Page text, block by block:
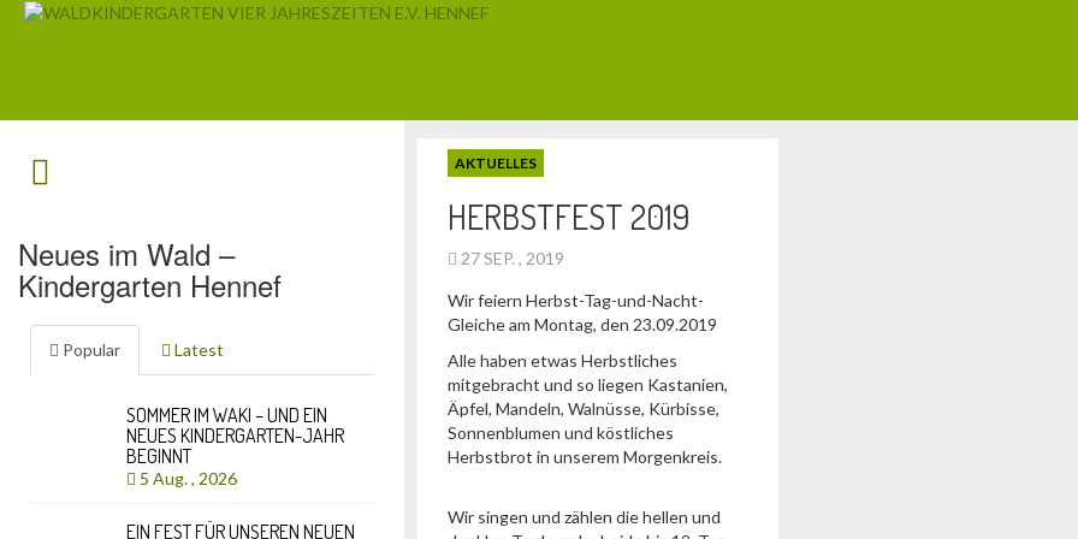
AKTUELLES
HERBSTFEST 2019
27 SEP. , 2019
Wir feiern Herbst-Tag-und-Nacht-
Gleiche am Montag, den 23.09.2019
Alle haben etwas Herbstliches
mitgebracht und so liegen Kastanien,
Äpfel, Mandeln, Walnüsse, Kürbisse,
Sonnenblumen und köstliches
Herbstbrot in unserem Morgenkreis.
Wir singen und zählen die hellen und
Neues im Wald –
Kindergarten Hennef
Popular Latest
SOMMER IM WAKI – UND EIN
NEUES KINDERGARTEN-JAHR
BEGINNT
5 Aug. , 2026
EIN FEST FÜR UNSEREN NEUEN